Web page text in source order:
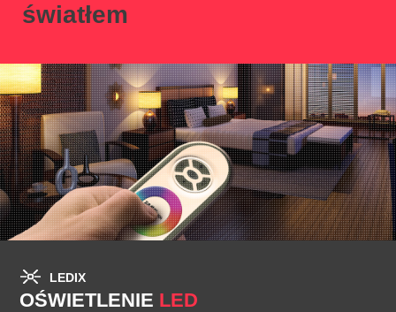
światłem
LEDIX
OŚWIETLENIE LED